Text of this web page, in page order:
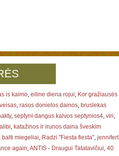
is kaimo, eiline diena rojui, Kor gražiausės
, rasos donielos dainos, bruslekas
, septyni dangus kalvos septynios4, viri,
, katažinos ir irunos daina šveskim
, balti miegeliai, Radzi "Fiesta fiesta", jennifert
again,ANTIS - Draugui Tatatavičiui, 40